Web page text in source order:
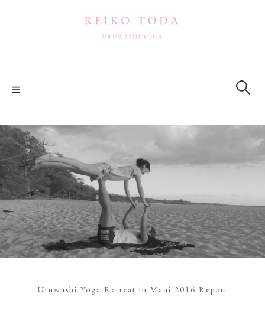
へ
ッ
プ
索:
Uruwashi Yoga Retreat in Maui 2016 Report